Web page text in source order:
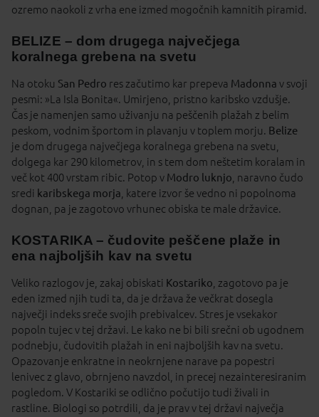
ozremo naokoli z vrha ene izmed mogočnih kamnitih piramid.
BELIZE – dom drugega največjega
koralnega grebena na svetu
Na otoku San Pedro res začutimo kar prepeva Madonna v svoji
pesmi: »La Isla Bonita«. Umirjeno, pristno karibsko vzdušje.
Čas je namenjen samo uživanju na peščenih plažah z belim
peskom, vodnim športom in plavanju v toplem morju. Belize
je dom drugega največjega koralnega grebena na svetu,
dolgega kar 290 kilometrov, in s tem dom neštetim koralam in
več kot 400 vrstam ribic. Potop v Modro luknjo , naravno čudo
sredi karibskega morja , katere izvor še vedno ni popolnoma
dognan, pa je zagotovo vrhunec obiska te male državice.
KOSTARIKA – čudovite peščene plaže in
ena najboljših kav na svetu
Veliko razlogov je, zakaj obiskati Kostariko , zagotovo pa je
eden izmed njih tudi ta, da je država že večkrat dosegla
največji indeks sreče svojih prebivalcev. Stres je vsekakor
popoln tujec v tej državi. Le kako ne bi bili srečni ob ugodnem
podnebju, čudovitih plažah in eni najboljših kav na svetu.
Opazovanje enkratne in neokrnjene narave pa popestri
lenivec z glavo, obrnjeno navzdol, in precej nezainteresiranim
pogledom. V Kostariki se odlično počutijo tudi živali in
rastline. Biologi so potrdili, da je prav v tej državi največja